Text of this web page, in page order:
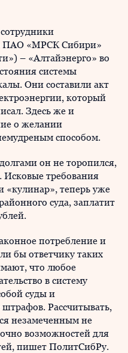
ПАО «МРСК Сибири»
– «Алтайэнерго» во
системы
Они составили акт
который
Здесь же и
о желании
способом.
он не торопился,
Исковые требования
теперь уже
суда, заплатит
потребление и
бы ответчику таких
что любое
в систему
суды и
Рассчитывать,
незамеченным не
возможностей для
пишет ПолитСибРу.